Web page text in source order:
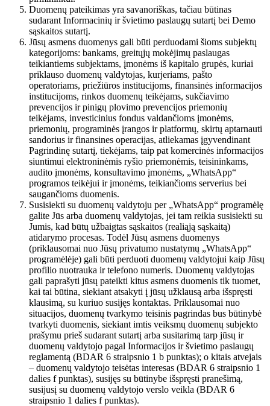
Duomenų pateikimas yra savanoriškas, tačiau būtinas
sudarant Informacinių ir švietimo paslaugų sutartį bei Demo
sąskaitos sutartį.
Jūsų asmens duomenys gali būti perduodami šioms subjektų
kategorijoms: bankams, greitųjų mokėjimų paslaugas
teikiantiems subjektams, įmonėms iš kapitalo grupės, kuriai
priklauso duomenų valdytojas, kurjeriams, pašto
operatoriams, priežiūros institucijoms, finansinės informacijos
institucijoms, rinkos duomenų teikėjams, sukčiavimo
prevencijos ir pinigų plovimo prevencijos priemonių
teikėjams, investicinius fondus valdančioms įmonėms,
priemonių, programinės įrangos ir platformų, skirtų aptarnauti
sandorius ir finansines operacijas, atliekamas įgyvendinant
Pagrindinę sutartį, tiekėjams, taip pat komercinės informacijos
siuntimui elektroninėmis ryšio priemonėmis, teisininkams,
audito įmonėms, konsultavimo įmonėms, „WhatsApp“
programos teikėjui ir įmonėms, teikiančioms serverius bei
saugančioms duomenis.
Susisiekti su duomenų valdytoju per „WhatsApp“ programėlę
galite Jūs arba duomenų valdytojas, jei tam reikia susisiekti su
Jumis, kad būtų užbaigtas sąskaitos (realiąją sąskaitą)
atidarymo procesas. Todėl Jūsų asmens duomenys
(priklausomai nuo Jūsų privatumo nustatymų „WhatsApp“
programėlėje) gali būti perduoti duomenų valdytojui kaip Jūsų
profilio nuotrauka ir telefono numeris. Duomenų valdytojas
gali paprašyti jūsų pateikti kitus asmens duomenis tik tuomet,
kai tai būtina, siekiant atsakyti į jūsų užklausą arba išspręsti
klausimą, su kuriuo susijęs kontaktas. Priklausomai nuo
situacijos, duomenų tvarkymo teisinis pagrindas bus būtinybė
tvarkyti duomenis, siekiant imtis veiksmų duomenų subjekto
prašymu prieš sudarant sutartį arba susitarimą tarp jūsų ir
duomenų valdytojo pagal Informacijos ir švietimo paslaugų
reglamentą (BDAR 6 straipsnio 1 b punktas); o kitais atvejais
– duomenų valdytojo teisėtas interesas (BDAR 6 straipsnio 1
dalies f punktas), susijęs su būtinybe išspręsti pranešimą,
susijusį su duomenų valdytojo verslo veikla (BDAR 6
straipsnio 1 dalies f punktas).